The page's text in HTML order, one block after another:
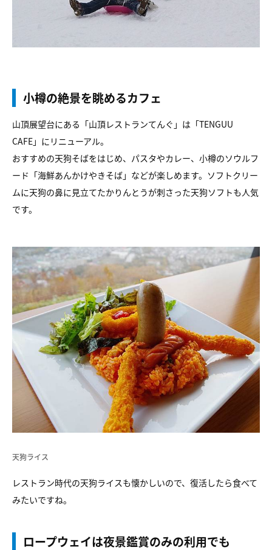
小樽の絶景を眺めるカフェ
山頂展望台にある「山頂レストランてんぐ」は「TENGUU
CAFE」にリニューアル。
おすすめの天狗そばをはじめ、パスタやカレー、小樽のソウルフ
ード「海鮮あんかけやきそば」などが楽しめます。ソフトクリー
ムに天狗の鼻に見立てたかりんとうが刺さった天狗ソフトも人気
です。
天狗ライス
レストラン時代の天狗ライスも懐かしいので、復活したら食べて
みたいですね。
ロープウェイは夜景鑑賞のみの利用でも